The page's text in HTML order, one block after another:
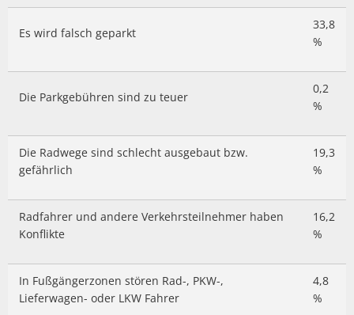
Es wird falsch geparkt
33,8
%
Die Parkgebühren sind zu teuer
0,2
%
Die Radwege sind schlecht ausgebaut bzw.
gefährlich
19,3
%
Radfahrer und andere Verkehrsteilnehmer haben
Konflikte
16,2
%
In Fußgängerzonen stören Rad-, PKW-,
Lieferwagen- oder LKW Fahrer
4,8
%